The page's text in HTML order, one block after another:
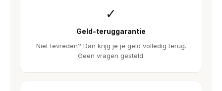
✓
Geld-teruggarantie
Niet tevreden? Dan krijg je je geld volledig terug.
Geen vragen gesteld.